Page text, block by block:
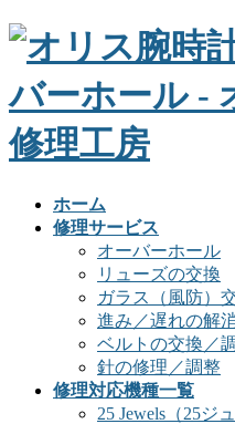
ホーム
修理サービス
オーバーホール
リューズの交換
ガラス（風防）
進み／遅れの解
ベルトの交換／
針の修理／調整
修理対応機種一覧
25 Jewels（25ジ